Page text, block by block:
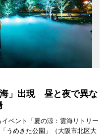
」出現 昼と夜で異な
ベント「夏の涼：雲海リトリー
うめきた公園」（大阪市北区大